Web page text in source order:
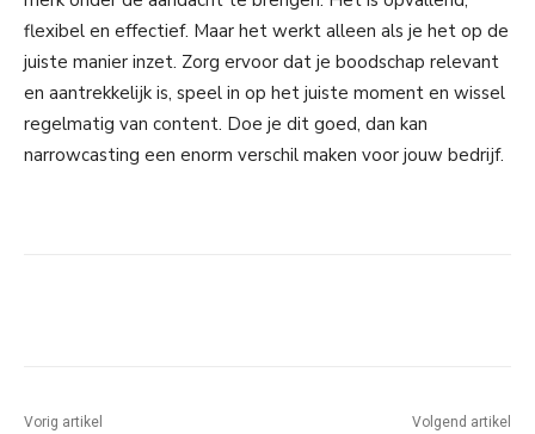
flexibel en effectief. Maar het werkt alleen als je het op de
juiste manier inzet. Zorg ervoor dat je boodschap relevant
en aantrekkelijk is, speel in op het juiste moment en wissel
regelmatig van content. Doe je dit goed, dan kan
narrowcasting een enorm verschil maken voor jouw bedrijf.
Vorig artikel Volgend artikel